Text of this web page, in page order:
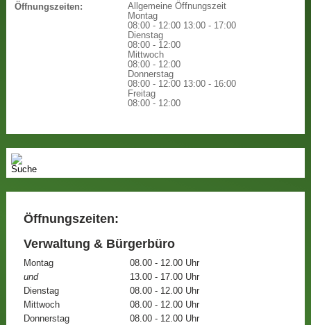
Öffnungszeiten:
Allgemeine Öffnungszeit
Montag
08:00 - 12:00 13:00 - 17:00
Dienstag
08:00 - 12:00
Mittwoch
08:00 - 12:00
Donnerstag
08:00 - 12:00 13:00 - 16:00
Freitag
08:00 - 12:00
Öffnungszeiten:
Verwaltung & Bürgerbüro
Montag
08.00 - 12.00 Uhr
und
13.00 - 17.00 Uhr
Dienstag
08.00 - 12.00 Uhr
Mittwoch
08.00 - 12.00 Uhr
Donnerstag
08.00 - 12.00 Uhr